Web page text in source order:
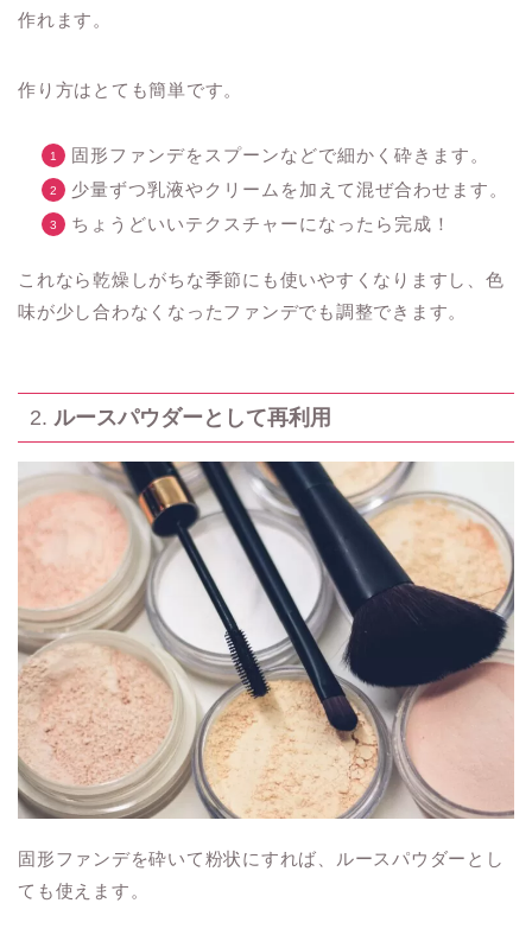
作れます。
作り方はとても簡単です。
固形ファンデをスプーンなどで細かく砕きます。
少量ずつ乳液やクリームを加えて混ぜ合わせます。
ちょうどいいテクスチャーになったら完成！
これなら乾燥しがちな季節にも使いやすくなりますし、色
味が少し合わなくなったファンデでも調整できます。
2. ルースパウダーとして再利用
固形ファンデを砕いて粉状にすれば、ルースパウダーとし
ても使えます。